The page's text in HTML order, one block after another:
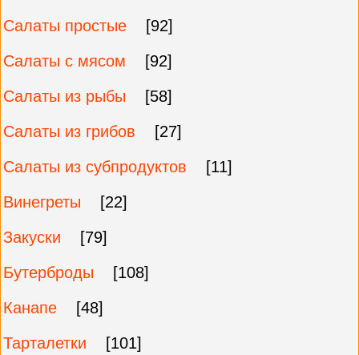
Салаты простые
[92]
Салаты с мясом
[92]
Салаты из рыбы
[58]
Салаты из грибов
[27]
Салаты из субпродуктов
[11]
Винегреты
[22]
Закуски
[79]
Бутерброды
[108]
Канапе
[48]
Тарталетки
[101]